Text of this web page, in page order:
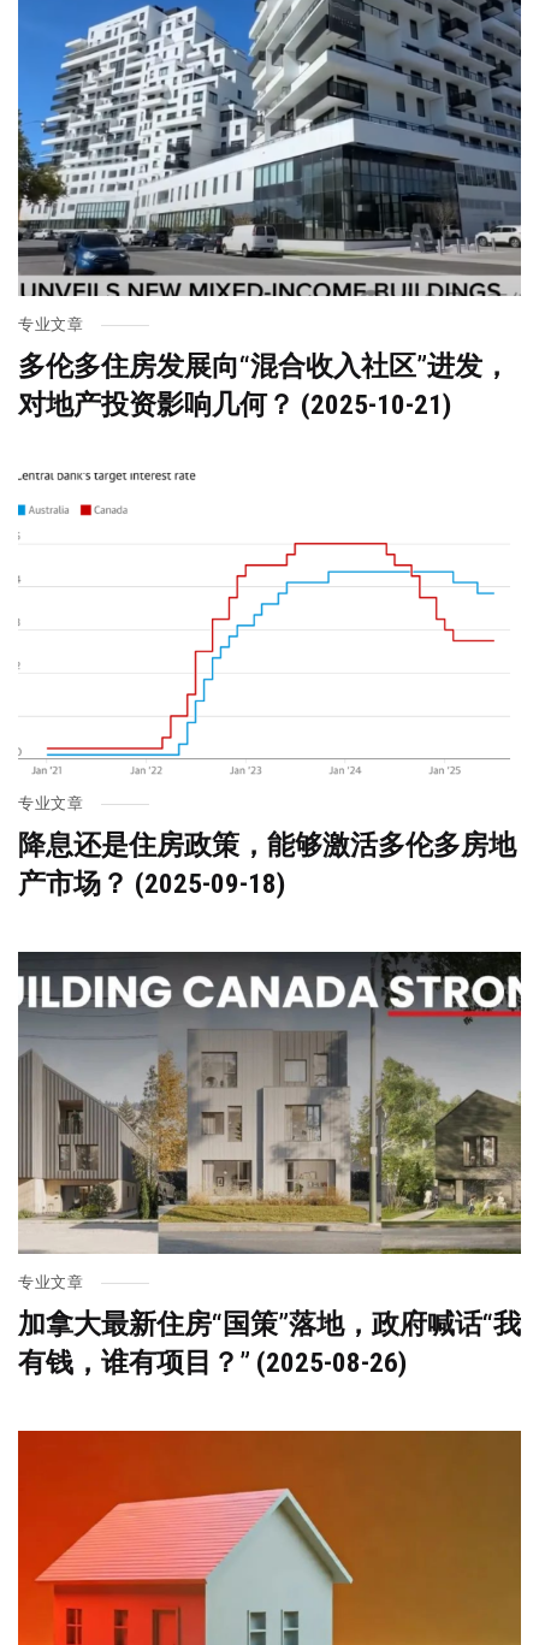
专业文章
多伦多住房发展向“混合收入社区”进发，
对地产投资影响几何？ (2025-10-21)
专业文章
降息还是住房政策，能够激活多伦多房地
产市场？ (2025-09-18)
专业文章
加拿大最新住房“国策”落地，政府喊话“我
有钱，谁有项目？” (2025-08-26)